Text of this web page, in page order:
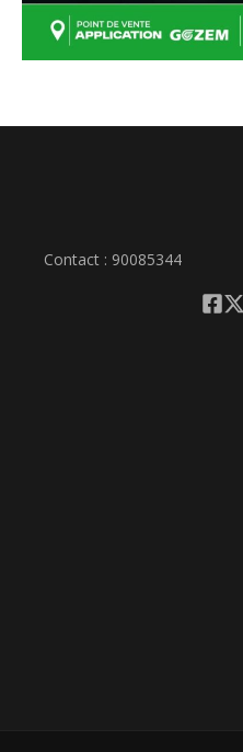
Contact : 90085344